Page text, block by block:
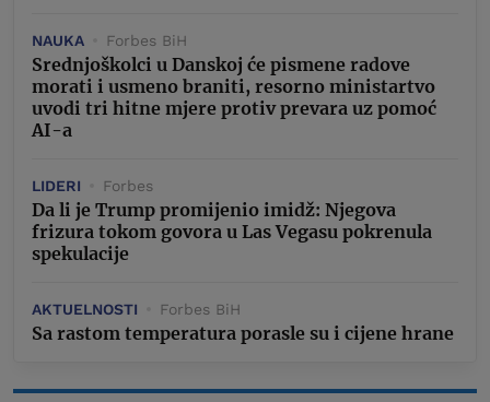
NAUKA Forbes BiH
Srednjoškolci u Danskoj će pismene radove
morati i usmeno braniti, resorno ministartvo
uvodi tri hitne mjere protiv prevara uz pomoć
AI-a
LIDERI Forbes
Da li je Trump promijenio imidž: Njegova
frizura tokom govora u Las Vegasu pokrenula
spekulacije
AKTUELNOSTI Forbes BiH
Sa rastom temperatura porasle su i cijene hrane